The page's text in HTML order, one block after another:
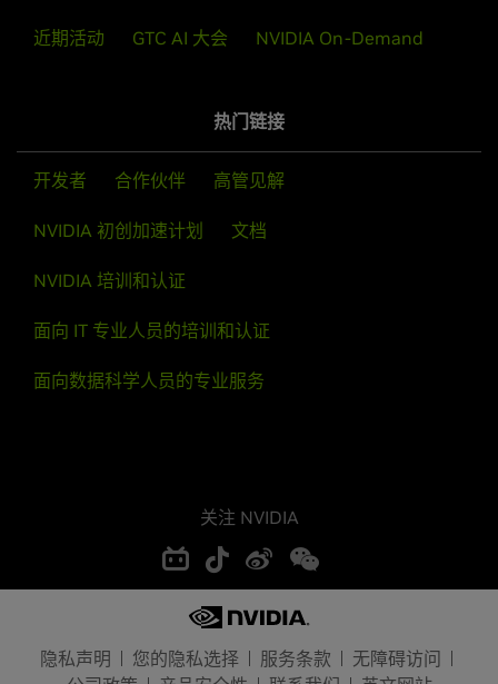
郁凡
近期活动 GTC AI 大会 NVIDIA On-Demand
热门链接
开发者 合作伙伴 高管见解
NVIDIA 初创加速计划 文档
NVIDIA 培训和认证
面向 IT 专业人员的培训和认证
面向数据科学人员的专业服务
关注 NVIDIA
隐私声明 您的隐私选择 服务条款
无障碍访问